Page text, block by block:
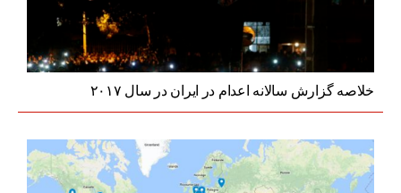
خلاصه گزارش سالانه اعدام در ایران در سال ۲۰۱۷